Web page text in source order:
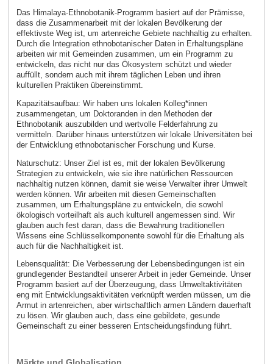
Das Himalaya-Ethnobotanik-Programm basiert auf der Prämisse,
dass die Zusammenarbeit mit der lokalen Bevölkerung der
effektivste Weg ist, um artenreiche Gebiete nachhaltig zu erhalten.
Durch die Integration ethnobotanischer Daten in Erhaltungspläne
arbeiten wir mit Gemeinden zusammen, um ein Programm zu
entwickeln, das nicht nur das Ökosystem schützt und wieder
auffüllt, sondern auch mit ihrem täglichen Leben und ihren
kulturellen Praktiken übereinstimmt.
Kapazitätsaufbau: Wir haben uns lokalen Kolleg*innen
zusammengetan, um Doktoranden in den Methoden der
Ethnobotanik auszubilden und wertvolle Felderfahrung zu
vermitteln. Darüber hinaus unterstützen wir lokale Universitäten bei
der Entwicklung ethnobotanischer Forschung und Kurse.
Naturschutz: Unser Ziel ist es, mit der lokalen Bevölkerung
Strategien zu entwickeln, wie sie ihre natürlichen Ressourcen
nachhaltig nutzen können, damit sie weise Verwalter ihrer Umwelt
werden können. Wir arbeiten mit diesen Gemeinschaften
zusammen, um Erhaltungspläne zu entwickeln, die sowohl
ökologisch vorteilhaft als auch kulturell angemessen sind. Wir
glauben auch fest daran, dass die Bewahrung traditionellen
Wissens eine Schlüsselkomponente sowohl für die Erhaltung als
auch für die Nachhaltigkeit ist.
Lebensqualität: Die Verbesserung der Lebensbedingungen ist ein
grundlegender Bestandteil unserer Arbeit in jeder Gemeinde. Unser
Programm basiert auf der Überzeugung, dass Umweltaktivitäten
eng mit Entwicklungsaktivitäten verknüpft werden müssen, um die
Armut in artenreichen, aber wirtschaftlich armen Ländern dauerhaft
zu lösen. Wir glauben auch, dass eine gebildete, gesunde
Gemeinschaft zu einer besseren Entscheidungsfindung führt.